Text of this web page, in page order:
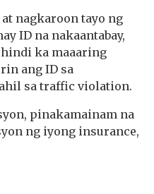
nagkaroon tayo ng
ID na nakaantabay,
ka maaaring
ang ID sa
sa traffic violation.
pinakamainam na
ng iyong insurance,